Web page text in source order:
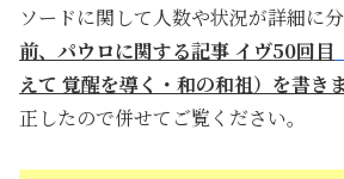
ソードに関して人数や状況が詳細に
前、パウロに関する記事 イヴ50回目
えて 覚醒を導く・和の和祖）を書き
正したので併せてご覧ください。